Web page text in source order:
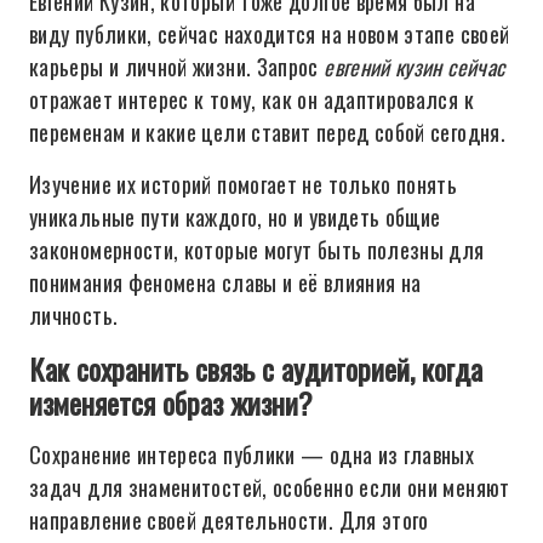
виду публики, сейчас находится на новом этапе своей
карьеры и личной жизни. Запрос евгений кузин сейчас
отражает интерес к тому, как он адаптировался к
переменам и какие цели ставит перед собой сегодня.
Изучение их историй помогает не только понять
уникальные пути каждого, но и увидеть общие
закономерности, которые могут быть полезны для
понимания феномена славы и её влияния на
личность.
Как сохранить связь с аудиторией, когда
изменяется образ жизни?
Сохранение интереса публики — одна из главных
задач для знаменитостей, особенно если они меняют
направление своей деятельности. Для этого